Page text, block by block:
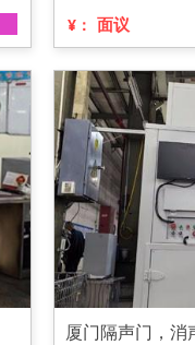
¥： 面议
厦门隔声门，消